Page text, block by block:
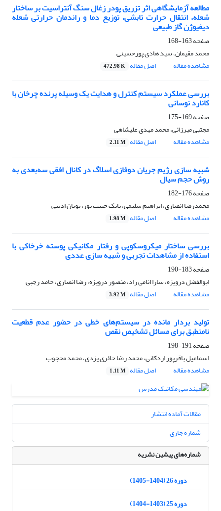
مطالعه آزمایشگاهی اثر تزریق پودر زغال سنگ آنتراسیت بر ساختار
شعله، انتقال حرارت تابشی، توزیع دما و راندمان حرارتی شعله
دیفیوژن گاز طبیعی
صفحه163-168
محمد مقیمان، سید هادی پورحسینی
مشاهده مقاله
اصل مقاله 472.98 K
بررسی عملکرد سیستم کنترل و هدایت یک وسیله پرنده چرخان با
کانارد نوسانی
صفحه169-175
مجتبی میرزائی، محمد مهدی علیشاهی
مشاهده مقاله
اصل مقاله 2.11 M
شبیه سازی رژیم جریان دوفازی اسلاگ در کانال افقی سه‌بعدی به
روش حجم سیال
صفحه176-182
محمدرضا انصاری، ابراهیم سلیمی، بابک حبیب پور، پویان ادیبی
مشاهده مقاله
اصل مقاله 1.98 M
بررسی ساختار میکروسکوپی و رفتار مکانیکی پوسته خرخاکی با
استفاده از مشاهدات تجربی و شبیه سازی عددی
صفحه183-190
ابوالفضل درویزه، سارا انامی راد، منصور درویزه، رضا انصاری، حامد رجبی
مشاهده مقاله
اصل مقاله 3.92 M
تولید بردار مانده در سیستم‌های خطی در حضور عدم ‌قطعیت
نامنطبق برای مسائل تشخیص نقص
صفحه191-198
اسماعیل باقرپور اردکانی، محمد رضا حائری یزدی، محمد محجوب
مشاهده مقاله
اصل مقاله 1.11 M
مقالات آماده انتشار
شماره جاری
شماره‌های پیشین نشریه
دوره 26 (1404-1405)
دوره 25 (1403-1404)